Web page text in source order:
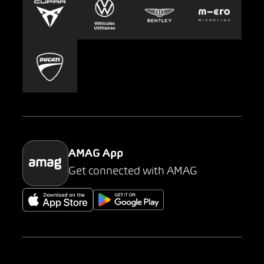
Carsharing
Mobility-as-a-Service
Parking
AMAG App
Get connected with AMAG